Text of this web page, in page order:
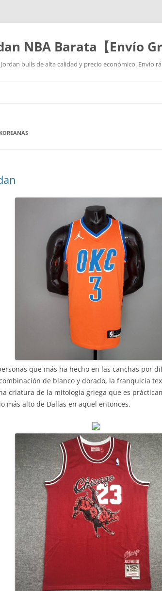
NBA Barata【Envío
bulls de alta calidad y precio económico.
que más ha hecho en las canchas por
de blanco y dorado, la franquicia
criatura de la mitología griega que es
más alto de Dallas en aquel entonces.